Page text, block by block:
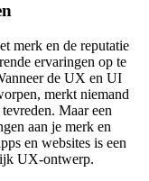
merk en de reputatie
ervaringen op te
de UX en UI
merkt niemand
Maar een
aan je merk en
en websites is een
UX-ontwerp.